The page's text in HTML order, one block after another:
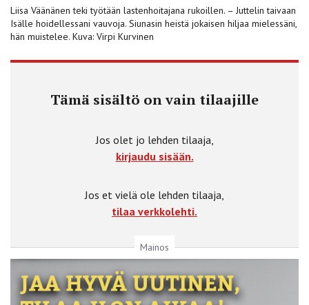
Liisa Väänänen teki työtään lastenhoitajana rukoillen. – Juttelin taivaan
Isälle hoidellessani vauvoja. Siunasin heistä jokaisen hiljaa mielessäni,
hän muistelee. Kuva: Virpi Kurvinen
Tämä sisältö on vain tilaajille
Jos olet jo lehden tilaaja,
kirjaudu sisään.
Jos et vielä ole lehden tilaaja,
tilaa verkkolehti.
Mainos